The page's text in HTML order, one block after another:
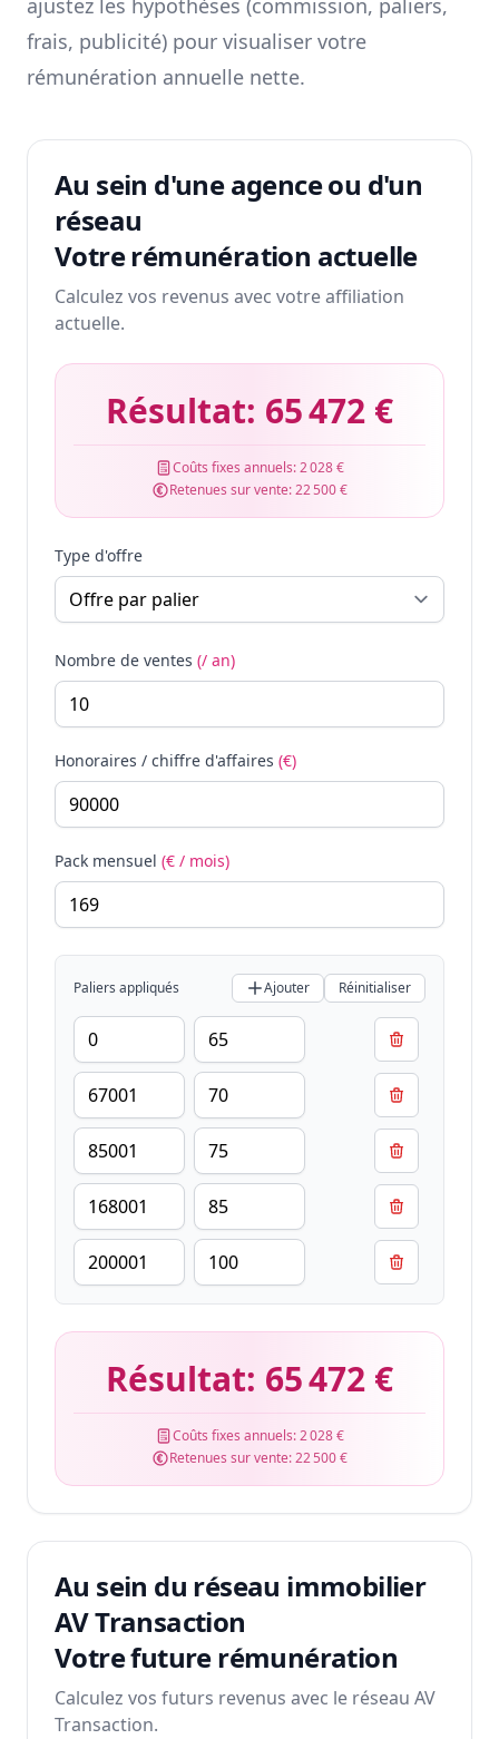
ajustez les hypothèses (commission, paliers,
frais, publicité) pour visualiser votre
rémunération annuelle nette.
Au sein d'une agence ou d'un
réseau
Votre rémunération actuelle
Calculez vos revenus avec votre affiliation
actuelle.
Résultat: 65 472 €
Coûts fixes annuels:2 028 €
Retenues sur vente:22 500 €
Type d'offre
Nombre de ventes (/ an)
Honoraires / chiffre d'affaires (€)
Pack mensuel (€ / mois)
Paliers appliqués Ajouter Réinitialiser
Résultat: 65 472 €
Coûts fixes annuels:2 028 €
Retenues sur vente:22 500 €
Au sein du réseau immobilier
AV Transaction
Votre future rémunération
Calculez vos futurs revenus avec le réseau AV
Transaction.